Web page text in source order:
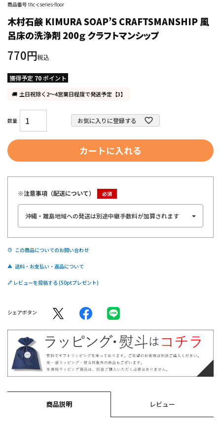
商品番号 thc-cseries-floor
木村石鹸 KIMURA SOAP’S CRAFTSMANSHIP 風
呂床の洗浄剤 200ｇ クラフトマンシップ
770 税込
獲得予定 70 ポイント
土日祝除く2～4営業日程度で発送予定【3】
お気に入りに登録する
カートに入れる
※注意事項（配送について）
この商品についてのお問い合わせ
送料・お支払い・返品について
レビューを投稿する
シェアボタン
商品説明 レビュー